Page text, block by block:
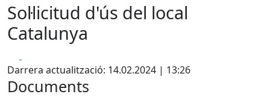
Sol·licitud d'ús del local
Catalunya
Darrera actualització: 14.02.2024 | 13:26
Documents